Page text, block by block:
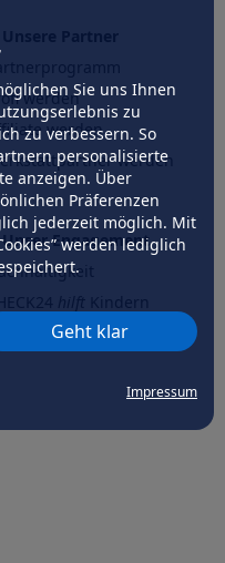
Sie uns Ihnen
zu
zu verbessern. So
personalisierte
anzeigen. Über
Präferenzen
jederzeit möglich. Mit
werden lediglich
Geht klar
Impressum
werden
werden
werden
Unser Engagement
hilftder Natur